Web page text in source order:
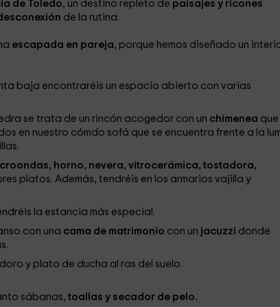
de Toledo, un destino repleto de paisajes y ricones
de la rutina.
escapada en pareja, porque hemos diseñado un
baja encontraréis un espacio abierto con varias
se trata de un rincón acogedor con un chimenea que
en nuestro cómdo sofá que se encuentra frente a la
horno, nevera, vitrocerámica, tostadora,
platos. Además, tendréis en los armarios vajilla y
la estancia más especial.
con una cama de matrimonio con un jacuzzi donde
y plato de ducha al ras del suelo.
sábanas, toallas y secador de pelo.